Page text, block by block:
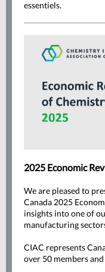
essentiels.
2025 Economic
We are pleased to
Canada 2025
insights into one of
manufacturing
CIAC represents
over 50 members